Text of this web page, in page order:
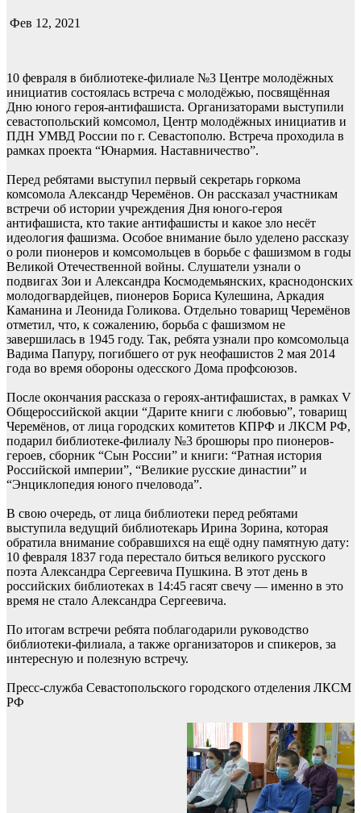
Фев 12, 2021
10 февраля в библиотеке-филиале №3 Центре молодёжных
инициатив состоялась встреча с молодёжью, посвящённая
Дню юного героя-антифашиста. Организаторами выступили
севастопольский комсомол, Центр молодёжных инициатив и
ПДН УМВД России по г. Севастополю. Встреча проходила в
рамках проекта “Юнармия. Наставничество”.
Перед ребятами выступил первый секретарь горкома
комсомола Александр Черемёнов. Он рассказал участникам
встречи об истории учреждения Дня юного-героя
антифашиста, кто такие антифашисты и какое зло несёт
идеология фашизма. Особое внимание было уделено рассказу
о роли пионеров и комсомольцев в борьбе с фашизмом в годы
Великой Отечественной войны. Слушатели узнали о
подвигах Зои и Александра Космодемьянских, краснодонских
молодогвардейцев, пионеров Бориса Кулешина, Аркадия
Каманина и Леонида Голикова. Отдельно товарищ Черемёнов
отметил, что, к сожалению, борьба с фашизмом не
завершилась в 1945 году. Так, ребята узнали про комсомольца
Вадима Папуру, погибшего от рук неофашистов 2 мая 2014
года во время обороны одесского Дома профсоюзов.
После окончания рассказа о героях-антифашистах, в рамках V
Общероссийской акции “Дарите книги с любовью”, товарищ
Черемёнов, от лица городских комитетов КПРФ и ЛКСМ РФ,
подарил библиотеке-филиалу №3 брошюры про пионеров-
героев, сборник “Сын России” и книги: “Ратная история
Российской империи”, “Великие русские династии” и
“Энциклопедия юного пчеловода”.
В свою очередь, от лица библиотеки перед ребятами
выступила ведущий библиотекарь Ирина Зорина, которая
обратила внимание собравшихся на ещё одну памятную дату:
10 февраля 1837 года перестало биться великого русского
поэта Александра Сергеевича Пушкина. В этот день в
российских библиотеках в 14:45 гасят свечу — именно в это
время не стало Александра Сергеевича.
По итогам встречи ребята поблагодарили руководство
библиотеки-филиала, а также организаторов и спикеров, за
интересную и полезную встречу.
Пресс-служба Севастопольского городского отделения ЛКСМ
РФ